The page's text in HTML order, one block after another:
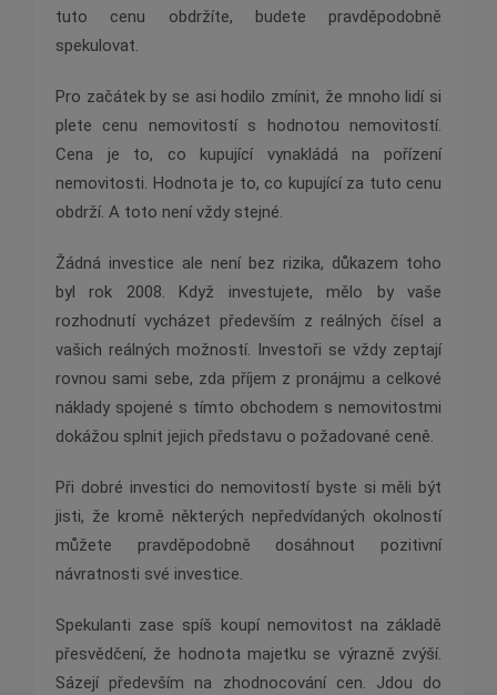
tuto cenu obdržíte, budete pravděpodobně
spekulovat.
Pro začátek by se asi hodilo zmínit, že mnoho lidí si
plete cenu nemovitostí s hodnotou nemovitostí.
Cena je to, co kupující vynakládá na pořízení
nemovitosti. Hodnota je to, co kupující za tuto cenu
obdrží. A toto není vždy stejné.
Žádná investice ale není bez rizika, důkazem toho
byl rok 2008. Když investujete, mělo by vaše
rozhodnutí vycházet především z reálných čísel a
vašich reálných možností. Investoři se vždy zeptají
rovnou sami sebe, zda příjem z pronájmu a celkové
náklady spojené s tímto obchodem s nemovitostmi
dokážou splnit jejich představu o požadované ceně.
Při dobré investici do nemovitostí byste si měli být
jisti, že kromě některých nepředvídaných okolností
můžete pravděpodobně dosáhnout pozitivní
návratnosti své investice.
Spekulanti zase spíš koupí nemovitost na základě
přesvědčení, že hodnota majetku se výrazně zvýší.
Sázejí především na zhodnocování cen. Jdou do